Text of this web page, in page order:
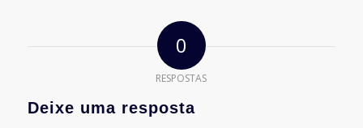
0
RESPOSTAS
Deixe uma resposta